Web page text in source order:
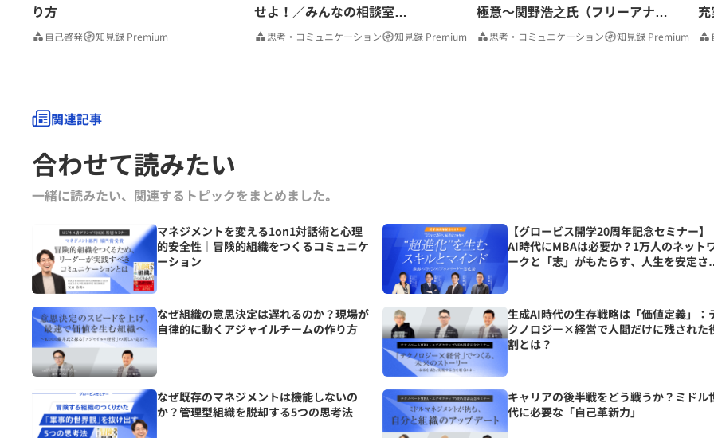
り方
自己啓発 知見録 Premium
せよ！／みんなの相談室
Premium
思考・コミュニケーション 知見録 Premium
極意～関野浩之氏（フリーアナウ
ンサー）
思考・コミュニケーション 知見録 Premium
関連記事
合わせて読みたい
一緒に読みたい、関連するトピックをまとめました｡
マネジメントを変える1on1対話術と心理
的安全性｜冒険的組織をつくるコミュニケ
ーション
【グロービス開学20周年記念セミナー】
AI時代にMBAは必要か？1万人のネット
ークと「志」がもたらす、人生を安定さ
なぜ組織の意思決定は遅れるのか？現場が
自律的に動くアジャイルチームの作り方
生成AI時代の生存戦略は「価値定義」：
クノロジー×経営で人間だけに残された
割とは？
なぜ既存のマネジメントは機能しないの
か？管理型組織を脱却する5つの思考法
キャリアの後半戦をどう戦うか？ミドル
代に必要な「自己革新力」